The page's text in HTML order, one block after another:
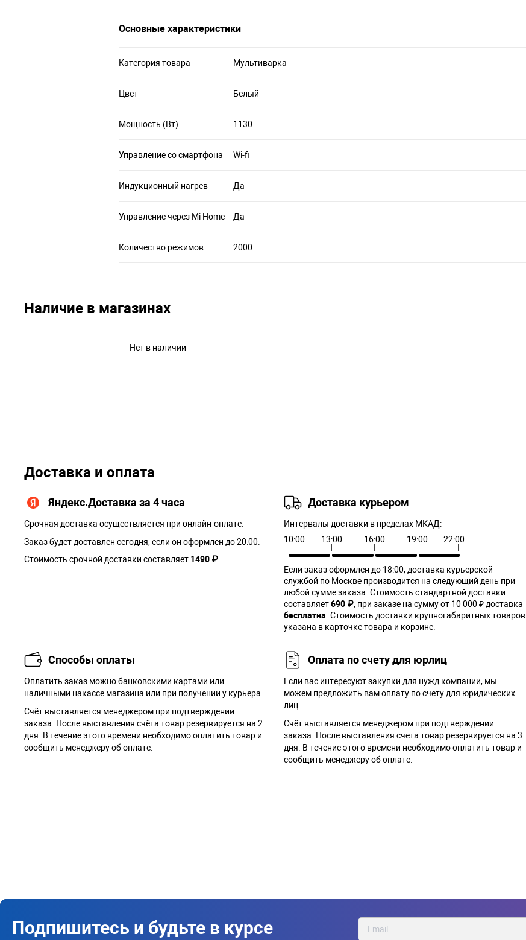
Основные характеристики
Категория товара Мультиварка
Цвет Белый
Мощность (Вт) 1130
Управление со смартфона Wi-fi
Индукционный нагрев Да
Управление через Mi Home Да
Количество режимов 2000
Наличие в магазинах
Нет в наличии
Доставка и оплата
Яндекс.Доставка за 4 часа
Срочная доставка осуществляется при онлайн-оплате.
Заказ будет доставлен сегодня, если он оформлен до 20:00.
Стоимость срочной доставки составляет 1490 ₽
Доставка курьером
Интервалы доставки в пределах МКАД:
10:00
13:00 16:00 19:00 22:00
Если заказ оформлен до 18:00, доставка курьерской
службой по Москве производится на следующий день при
любой сумме заказа. Cтоимость стандартной доставки
составляет690 ₽, при заказе на сумму от 10 000 ₽ доставка
бесплатна . Стоимость доставки крупногабаритных товаров
указана в карточке товара и корзине.
Способы оплаты
Оплатить заказ можно банковскими картами или
наличными накассе магазина или при получении у курьера.
Cчёт выставляется менеджером при подтверждении
заказа. После выставления счёта товар резервируется на 2
дня. В течение этого времени необходимо оплатить товар и
сообщить менеджеру об оплате.
Оплата по счету для юрлиц
Если вас интересуют закупки для нужд компании, мы
можем предложить вам оплату по счету для юридических
лиц.
Счёт выставляется менеджером при подтверждении
заказа. После выставления счета товар резервируется на 3
дня. В течение этого времени необходимо оплатить товар и
сообщить менеджеру об оплате.
Подпишитесь и будьте в курсе